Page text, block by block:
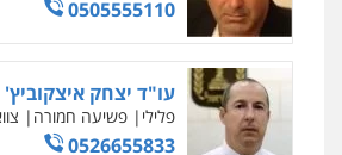
עו"ד ירון גיגי
0522249087
עו"ד עידית שינו-אמיתי